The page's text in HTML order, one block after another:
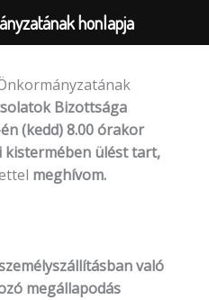
Bizottsága
(kedd) 8.00 órakor
kistermében ülést tart,
meghívom.
való
megállapodás
honlapja